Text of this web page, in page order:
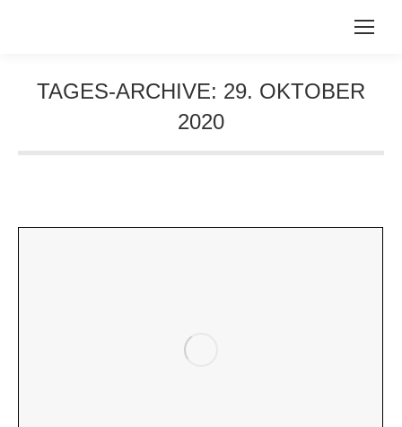
TAGES-ARCHIVE: 29. OKTOBER
2020